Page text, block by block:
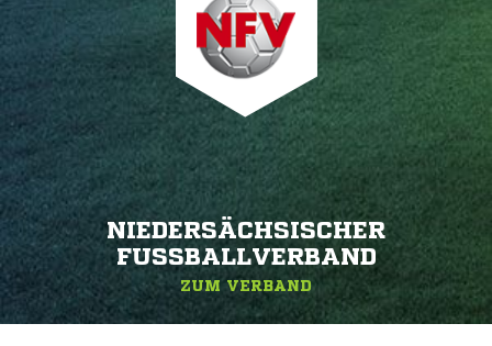
NIEDERSÄCHSISCHER
FUSSBALLVERBAND
ZUM VERBAND